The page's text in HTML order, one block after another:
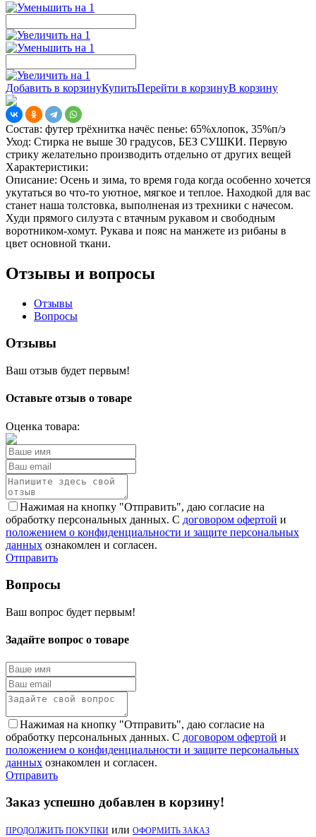
Добавить в корзинуКупитьПерейти в корзинуВ корзину
Состав: футер трёхнитка начёс пенье: 65%хлопок, 35%п/э
Уход: Стирка не выше 30 градусов, БЕЗ СУШКИ. Первую
стрику желательно производить отдельно от других вещей
Характеристики:
Описание: Осень и зима, то время года когда особенно хочется
укутаться во что-то уютное, мягкое и теплое. Находкой для вас
станет наша толстовка, выполненая из трехники с начесом.
Худи прямого силуэта с втачным рукавом и свободным
воротником-хомут. Рукава и пояс на манжете из рибаны в
цвет основной ткани.
Отзывы и вопросы
Отзывы
Вопросы
Отзывы
Ваш отзыв будет первым!
Оставьте отзыв о товаре
Оценка товара:
Нажимая на кнопку "Отправить", даю согласие на
обработку персональных данных. С договором офертой и
положением о конфиденциальности и защите персональных
данных ознакомлен и согласен.
Отправить
Вопросы
Ваш вопрос будет первым!
Задайте вопрос о товаре
Нажимая на кнопку "Отправить", даю согласие на
обработку персональных данных. С договором офертой и
положением о конфиденциальности и защите персональных
данных ознакомлен и согласен.
Отправить
Заказ успешно добавлен в корзину!
ПРОДОЛЖИТЬ ПОКУПКИ или ОФОРМИТЬ ЗАКАЗ